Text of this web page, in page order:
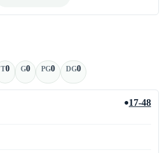
T0 G0 PG0 DG0
●17-48